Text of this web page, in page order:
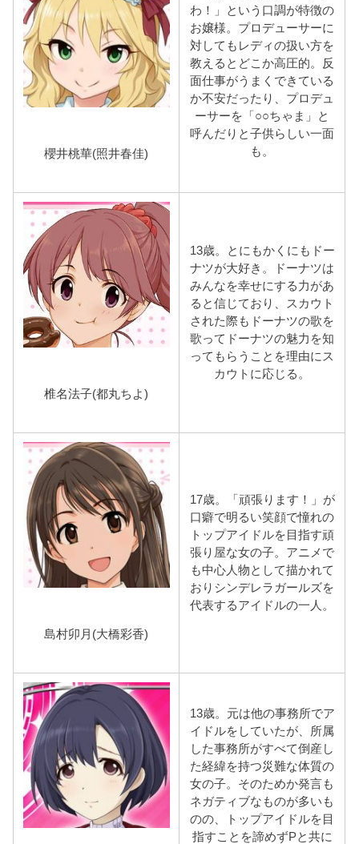
櫻井桃華(照井春佳)
わ！」という口調が特徴の
お嬢様。プロデューサーに
対してもレディの扱い方を
教えるとどこか高圧的。反
面仕事がうまくできている
か不安だったり、プロデュ
ーサーを「○○ちゃま」と
呼んだりと子供らしい一面
も。
椎名法子(都丸ちよ)
13歳。とにもかくにもドー
ナツが大好き。ドーナツは
みんなを幸せにする力があ
ると信じており、スカウト
された際もドーナツの歌を
歌ってドーナツの魅力を知
ってもらうことを理由にス
カウトに応じる。
島村卯月(大橋彩香)
17歳。「頑張ります！」が
口癖で明るい笑顔で憧れの
トップアイドルを目指す頑
張り屋な女の子。アニメで
も中心人物として描かれて
おりシンデレラガールズを
代表するアイドルの一人。
13歳。元は他の事務所でア
イドルをしていたが、所属
した事務所がすべて倒産し
た経緯を持つ災難な体質の
女の子。そのためか発言も
ネガティブなものが多いも
のの、トップアイドルを目
指すことを諦めずPと共に